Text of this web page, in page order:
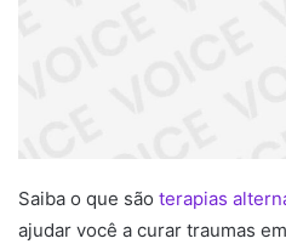
Saiba o que são terapias
ajudar você a curar traumas